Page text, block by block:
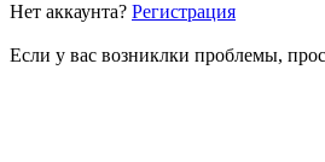
Нет аккаунта? Регистрация
Если у вас возниклки проблемы,